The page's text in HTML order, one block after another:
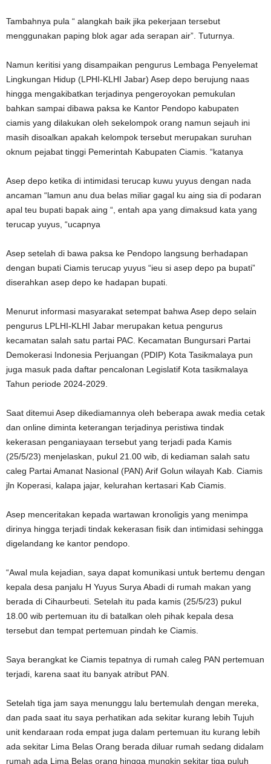
Tambahnya pula “ alangkah baik jika pekerjaan tersebut
menggunakan paping blok agar ada serapan air”. Tuturnya.
Namun keritisi yang disampaikan pengurus Lembaga Penyelemat
Lingkungan Hidup (LPHI-KLHI Jabar) Asep depo berujung naas
hingga mengakibatkan terjadinya pengeroyokan pemukulan
bahkan sampai dibawa paksa ke Kantor Pendopo kabupaten
ciamis yang dilakukan oleh sekelompok orang namun sejauh ini
masih disoalkan apakah kelompok tersebut merupakan suruhan
oknum pejabat tinggi Pemerintah Kabupaten Ciamis. “katanya
Asep depo ketika di intimidasi terucap kuwu yuyus dengan nada
ancaman “lamun anu dua belas miliar gagal ku aing sia di podaran
apal teu bupati bapak aing “, entah apa yang dimaksud kata yang
terucap yuyus, “ucapnya
Asep setelah di bawa paksa ke Pendopo langsung berhadapan
dengan bupati Ciamis terucap yuyus “ieu si asep depo pa bupati”
diserahkan asep depo ke hadapan bupati.
Menurut informasi masyarakat setempat bahwa Asep depo selain
pengurus LPLHI-KLHI Jabar merupakan ketua pengurus
kecamatan salah satu partai PAC. Kecamatan Bungursari Partai
Demokerasi Indonesia Perjuangan (PDIP) Kota Tasikmalaya pun
juga masuk pada daftar pencalonan Legislatif Kota tasikmalaya
Tahun periode 2024-2029.
Saat ditemui Asep dikediamannya oleh beberapa awak media cetak
dan online diminta keterangan terjadinya peristiwa tindak
kekerasan penganiayaan tersebut yang terjadi pada Kamis
(25/5/23) menjelaskan, pukul 21.00 wib, di kediaman salah satu
caleg Partai Amanat Nasional (PAN) Arif Golun wilayah Kab. Ciamis
jln Koperasi, kalapa jajar, kelurahan kertasari Kab Ciamis.
Asep menceritakan kepada wartawan kronoligis yang menimpa
dirinya hingga terjadi tindak kekerasan fisik dan intimidasi sehingga
digelandang ke kantor pendopo.
“Awal mula kejadian, saya dapat komunikasi untuk bertemu dengan
kepala desa panjalu H Yuyus Surya Abadi di rumah makan yang
berada di Cihaurbeuti. Setelah itu pada kamis (25/5/23) pukul
18.00 wib pertemuan itu di batalkan oleh pihak kepala desa
tersebut dan tempat pertemuan pindah ke Ciamis.
Saya berangkat ke Ciamis tepatnya di rumah caleg PAN pertemuan
terjadi, karena saat itu banyak atribut PAN.
Setelah tiga jam saya menunggu lalu bertemulah dengan mereka,
dan pada saat itu saya perhatikan ada sekitar kurang lebih Tujuh
unit kendaraan roda empat juga dalam pertemuan itu kurang lebih
ada sekitar Lima Belas Orang berada diluar rumah sedang didalam
rumah ada Lima Belas orang hingga mungkin sekitar tiga puluh